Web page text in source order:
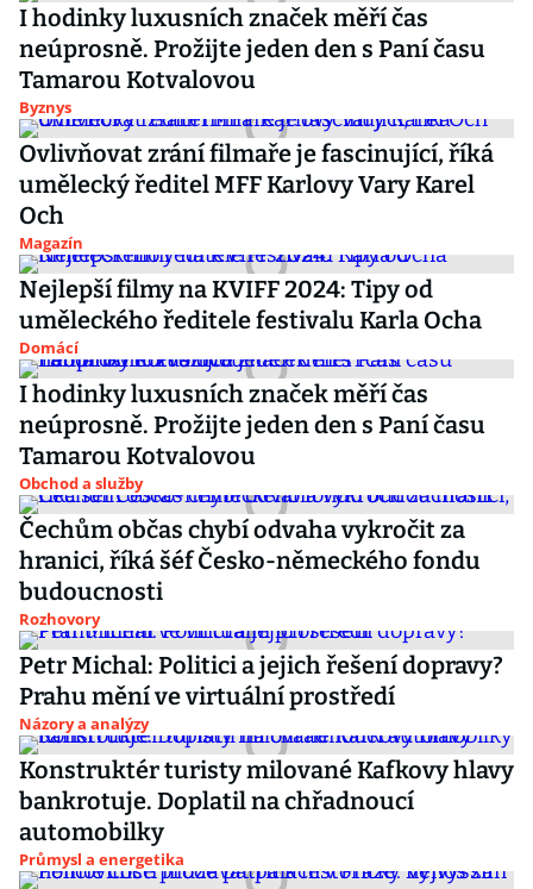
I hodinky luxusních značek měří čas
neúprosně. Prožijte jeden den s Paní času
Tamarou Kotvalovou
Byznys
Ovlivňovat zrání filmaře je fascinující, říká
umělecký ředitel MFF Karlovy Vary Karel
Och
Magazín
Nejlepší filmy na KVIFF 2024: Tipy od
uměleckého ředitele festivalu Karla Ocha
Domácí
I hodinky luxusních značek měří čas
neúprosně. Prožijte jeden den s Paní času
Tamarou Kotvalovou
Obchod a služby
Čechům občas chybí odvaha vykročit za
hranici, říká šéf Česko-německého fondu
budoucnosti
Rozhovory
Petr Michal: Politici a jejich řešení dopravy?
Prahu mění ve virtuální prostředí
Názory a analýzy
Konstruktér turisty milované Kafkovy hlavy
bankrotuje. Doplatil na chřadnoucí
automobilky
Průmysl a energetika